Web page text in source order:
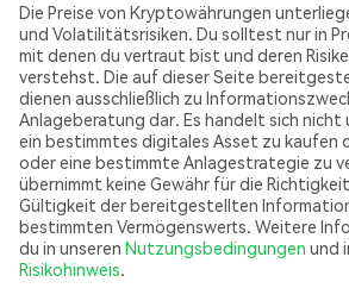
Die Preise von Kryptowährungen
und Volatilitätsrisiken. Du solltest nur in
mit denen du vertraut bist und deren
verstehst. Die auf dieser Seite
dienen ausschließlich zu
Anlageberatung dar. Es handelt sich nicht
ein bestimmtes digitales Asset zu kaufen
oder eine bestimmte Anlagestrategie zu
übernimmt keine Gewähr für die
Gültigkeit der bereitgestellten
bestimmten Vermögenswerts. Weitere
du in unseren Nutzungsbedingungen und
Risikohinweis.